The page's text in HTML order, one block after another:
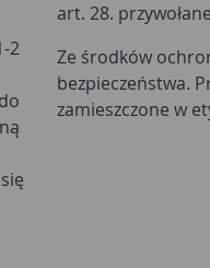
2
art. 28.
Ze środków
bezpieczeństwa.
zamieszczone w